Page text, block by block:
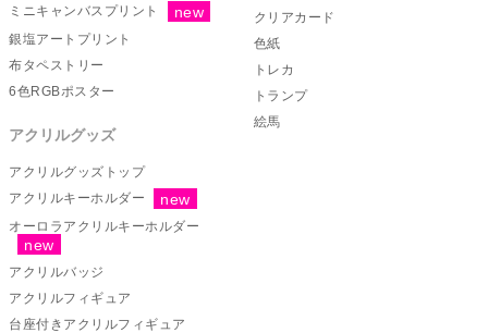
ミニキャンバスプリント
銀塩アートプリント
布タペストリー
6色RGBポスター
アクリルグッズ
アクリルグッズトップ
アクリルキーホルダー
オーロラアクリルキーホルダー
アクリルバッジ
アクリルフィギュア
台座付きアクリルフィギュア
クリアカード
色紙
トレカ
トランプ
絵馬